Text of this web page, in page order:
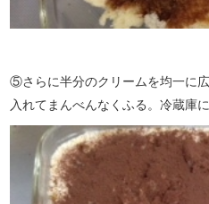
⑤さらに半分のクリームを均一に
入れてまんべんなくふる。冷蔵庫